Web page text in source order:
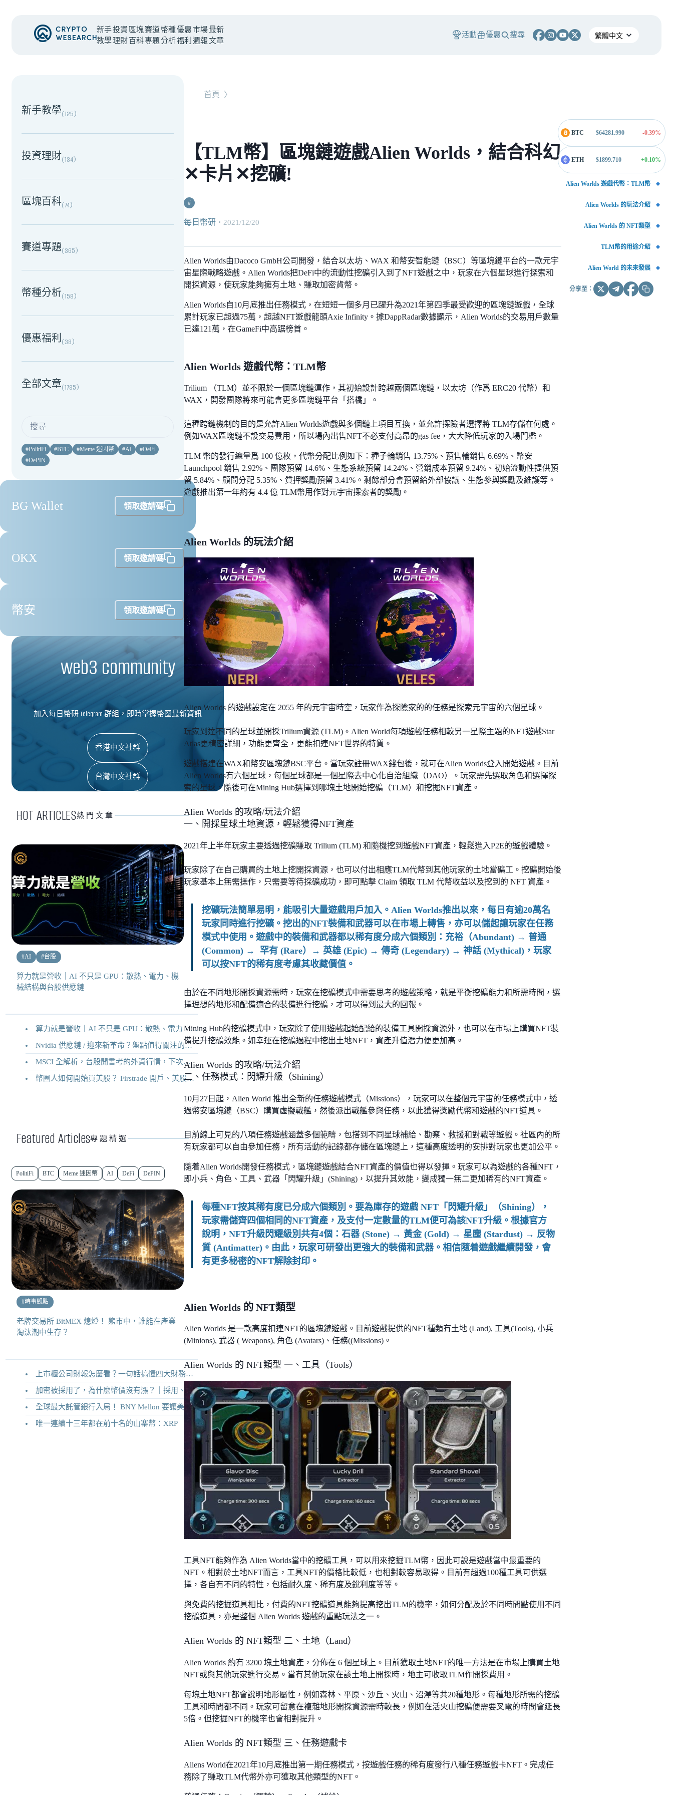
新手
教學
投資
理財
區塊
百科
賽道
專題
幣種
分析
優惠
福利
市場
週報
最新
文章
活動 優惠 搜尋
NEW EVENT
新手教學(125)
投資理財(134)
區塊百科(74)
賽道專題(365)
幣種分析(158)
優惠福利(38)
全部文章(1795)
#PolitiFi #BTC #Meme 迷因幣 #AI #DeFi
#DePIN
BG Wallet 領取邀請碼
OKX 領取邀請碼
幣安 領取邀請碼
web3 community
加入每日幣研 Telegram 群組，即時掌握幣圈最新資訊
香港中文社群
台灣中文社群
HOT ARTICLES熱門文章
#AI #台股
算力就是營收｜AI 不只是 GPU：散熱、電力、機
械結構與台股供應鏈
算力就是營收｜AI 不只是 GPU：散熱、電力、機械結構與台股供應鏈
Nvidia 供應鏈 / 迎來新革命？盤點值得關注的二十家供應鏈企業
MSCI 全解析，台股開書考的外資行情，下次調整你準備好了嗎？
幣圈人如何開始買美股？ Firstrade 開戶、美股交易機制完整教學
Featured Articles專題精選
PolitiFi BTC Meme 迷因幣 AI DeFi DePIN
#時事觀點
老牌交易所 BitMEX 熄燈！ 熊市中，誰能在產業
淘汰潮中生存？
上市櫃公司財報怎麼看？一句話搞懂四大財務報表
加密被採用了，為什麼幣價沒有漲？｜採用、收入與代幣價值捕獲
全球最大託管銀行入局！ BNY Mellon 要讓美債交易 24/7 不打烊
唯一連續十三年都在前十名的山寨幣：XRP ｜Ripple 2026 介紹
首頁 〉
【TLM幣】區塊鏈遊戲Alien Worlds，結合科幻
✕卡片✕挖礦!
#
每日幣研 ・ 2021/12/20
Alien Worlds由Dacoco GmbH公司開發，結合以太坊、WAX 和幣安智能鏈（BSC）等區塊鏈平台的一款元宇
宙星際戰略遊戲。Alien Worlds把DeFi中的流動性挖礦引入到了NFT遊戲之中，玩家在六個星球進行探索和
開採資源，使玩家能夠擁有土地、賺取加密貨幣。
Alien Worlds自10月底推出任務模式，在短短一個多月已躍升為2021年第四季最受歡迎的區塊鏈遊戲，全球
累計玩家已超過75萬，超越NFT遊戲龍頭Axie Infinity。據DappRadar數據顯示，Alien Worlds的交易用戶數量
已達121萬，在GameFi中高踞榜首。
Alien Worlds 遊戲代幣：TLM幣
Trilium （TLM）並不限於一個區塊鏈運作，其初始設計跨越兩個區塊鏈，以太坊（作爲 ERC20 代幣）和
WAX，開發團隊將來可能會更多區塊鏈平台「搭橋」。
這種跨鏈機制的目的是允許Alien Worlds遊戲與多個鏈上項目互換，並允許探險者選擇將 TLM存儲在何處。
例如WAX區塊鏈不設交易費用，所以場內出售NFT不必支付高昂的gas fee，大大降低玩家的入場門檻。
TLM 幣的發行總量爲 100 億枚，代幣分配比例如下：種子輪銷售 13.75%、預售輪銷售 6.69%、幣安
Launchpool 銷售 2.92%、團隊預留 14.6%、生態系統預留 14.24%、營銷成本預留 9.24%、初始流動性提供預
留 5.84%、顧問分配 5.35%、質押獎勵預留 3.41%。剩餘部分會預留給外部協議、生態參與獎勵及維護等。
遊戲推出第一年約有 4.4 億 TLM幣用作對元宇宙探索者的獎勵。
Alien Worlds 的玩法介紹
Alien Worlds 的遊戲設定在 2055 年的元宇宙時空，玩家作為探險家的的任務是探索元宇宙的六個星球。
玩家到達不同的星球並開採Trilium資源 (TLM)。Alien World每項遊戲任務相較另一星際主題的NFT遊戲Star
Atlas更精密詳細，功能更齊全，更能扣連NFT世界的特質。
遊戲搭建在WAX和幣安區塊鏈BSC平台。當玩家註冊WAX錢包後，就可在Alien Worlds登入開始遊戲。目前
Alien Worlds有六個星球，每個星球都是一個星際去中心化自治組織（DAO）。玩家需先選取角色和選擇探
索的星球，隨後可在Mining Hub選擇到哪塊土地開始挖礦（TLM）和挖掘NFT資產。
Alien Worlds 的攻略/玩法介紹
一、開採星球土地資源，輕鬆獲得NFT資產
2021年上半年玩家主要透過挖礦賺取 Trilium (TLM) 和隨機挖到遊戲NFT資產，輕鬆進入P2E的遊戲體驗。
玩家除了在自己購買的土地上挖開採資源，也可以付出相應TLM代幣到其他玩家的土地當礦工。挖礦開始後
玩家基本上無需操作，只需要等待採礦成功，即可點擊 Claim 領取 TLM 代幣收益以及挖到的 NFT 資產。
挖礦玩法簡單易明，能吸引大量遊戲用戶加入。Alien Worlds推出以來，每日有逾20萬名
玩家同時進行挖礦。挖出的NFT裝備和武器可以在市場上轉售，亦可以儲起讓玩家在任務
模式中使用。遊戲中的裝備和武器都以稀有度分成六個類別：充裕（Abundant) → 普通
(Common) → 罕有 (Rare）→ 英雄 (Epic) → 傳奇 (Legendary) → 神話 (Mythical)，玩家
可以按NFT的稀有度考慮其收藏價值。
由於在不同地形開採資源需時，玩家在挖礦模式中需要思考的遊戲策略，就是平衡挖礦能力和所需時間，選
擇理想的地形和配備適合的裝備進行挖礦，才可以得到最大的回報。
Mining Hub的挖礦模式中，玩家除了使用遊戲起始配給的裝備工具開採資源外，也可以在市場上購買NFT裝
備提升挖礦效能。如幸運在挖礦過程中挖出土地NFT，資產升值潛力便更加高。
Alien Worlds 的攻略/玩法介紹
二、任務模式：閃耀升級（Shining）
10月27日起，Alien World 推出全新的任務遊戲模式（Missions），玩家可以在整個元宇宙的任務模式中，透
過幣安區塊鏈（BSC）購買虛擬戰艦，然後派出戰艦參與任務，以此獲得獎勵代幣和遊戲的NFT道具。
目前線上可見的八項任務遊戲涵蓋多個範疇，包搭到不同星球補給、勘察、救援和對戰等遊戲。社區內的所
有玩家都可以自由參加任務，所有活動的記錄都存儲在區塊鏈上，這種高度透明的安排對玩家也更加公平。
隨着Alien Worlds開發任務模式，區塊鏈遊戲結合NFT資產的價值也得以發揮。玩家可以為遊戲的各種NFT，
即小兵、角色、工具、武器「閃耀升級」(Shining)，以提升其效能，變成獨一無二更加稀有的NFT資產。
每種NFT按其稀有度已分成六個類別。要為庫存的遊戲 NFT「閃耀升級」（Shining），
玩家需儲齊四個相同的NFT資產，及支付一定數量的TLM便可為該NFT升級。根據官方
說明，NFT升級閃耀級別共有4個：石器 (Stone) → 黃金 (Gold) → 星塵 (Stardust) → 反物
質 (Antimatter)。由此，玩家可研發出更強大的裝備和武器。相信隨着遊戲繼續開發，會
有更多秘密的NFT解除封印。
Alien Worlds 的 NFT類型
Alien Worlds 是一款高度扣連NFT的區塊鏈遊戲。目前遊戲提供的NFT種類有土地 (Land), 工具(Tools), 小兵
(Minions), 武器 ( Weapons), 角色 (Avatars)、任務((Missions)。
Alien Worlds 的 NFT類型 一、工具（Tools）
工具NFT能夠作為 Alien Worlds當中的挖礦工具，可以用來挖掘TLM幣，因此可說是遊戲當中最重要的
NFT。相對於土地NFT而言，工具NFT的價格比較低，也相對較容易取得。目前有超過100種工具可供選
擇，各自有不同的特性，包括耐久度、稀有度及銳利度等等。
與免費的挖掘道具相比，付費的NFT挖礦道具能夠提高挖出TLM的機率，如何分配及於不同時間點使用不同
挖礦道具，亦是整個 Alien Worlds 遊戲的重點玩法之一。
Alien Worlds 的 NFT類型 二、土地（Land）
Alien Worlds 約有 3200 塊土地資產，分佈在 6 個星球上。目前獲取土地NFT的唯一方法是在市場上購買土地
NFT或與其他玩家進行交易。當有其他玩家在該土地上開採時，地主可收取TLM作開採費用。
每塊土地NFT都會說明地形屬性，例如森林、平原、沙丘、火山、沼澤等共20種地形。每種地形所需的挖礦
工具和時間都不同。玩家可留意在複雜地形開採資源需時較長，例如在活火山挖礦便需要叉電的時間會延長
5倍。但挖掘NFT的機率也會相對提升。
Alien Worlds 的 NFT類型 三、任務遊戲卡
Aliens World在2021年10月底推出第一期任務模式，按遊戲任務的稀有度發行八種任務遊戲卡NFT。完成任
務除了賺取TLM代幣外亦可獲取其他類型的NFT。
BTC $64281.990 -0.39%
ETH $1899.710 +0.10%
Alien Worlds 遊戲代幣：TLM幣
Alien Worlds 的玩法介紹
Alien Worlds 的 NFT類型
TLM幣的用途介紹
Alien World 的未來發展
分享至：